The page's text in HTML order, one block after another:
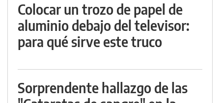
Colocar un trozo de papel de
aluminio debajo del televisor:
para qué sirve este truco
Sorprendente hallazgo de las